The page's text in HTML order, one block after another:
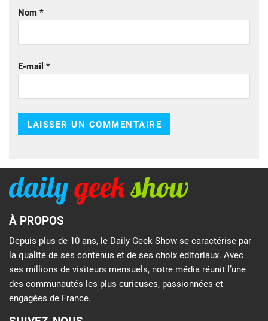
Nom *
E-mail *
À PROPOS
Depuis plus de 10 ans, le Daily Geek Show se caractérise par
la qualité de ses contenus et de ses choix éditoriaux. Avec
ses millions de visiteurs mensuels, notre média réunit l’une
des communautés les plus curieuses, passionnées et
engagées de France.